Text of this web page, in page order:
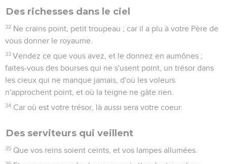
Des richesses dans le ciel
32 Ne crains point, petit troupeau ; car il a plu à votre Père de
vous donner le royaume.
33 Vendez ce que vous avez, et le donnez en aumônes ;
faites-vous des bourses qui ne s'usent point, un trésor dans
les cieux qui ne manque jamais, d'où les voleurs
n'approchent point, et où la teigne ne gâte rien.
34 Car où est votre trésor, là aussi sera votre coeur.
Des serviteurs qui veillent
35 Que vos reins soient ceints, et vos lampes allumées.